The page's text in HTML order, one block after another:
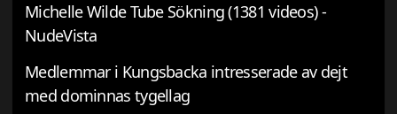
Michelle Wilde Tube Sökning (1381 videos) -
NudeVista
Medlemmar i Kungsbacka intresserade av dejt
med dominnas tygellag